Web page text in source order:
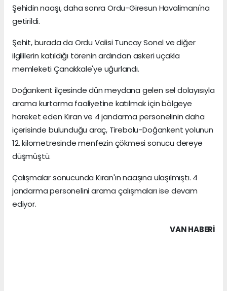
Şehidin naaşı, daha sonra Ordu-Giresun Havalimanı'na
getirildi.
Şehit, burada da Ordu Valisi Tuncay Sonel ve diğer
ilgililerin katıldığı törenin ardından askeri uçakla
memleketi Çanakkale'ye uğurlandı.
Doğankent ilçesinde dün meydana gelen sel dolayısıyla
arama kurtarma faaliyetine katılmak için bölgeye
hareket eden Kıran ve 4 jandarma personelinin daha
içerisinde bulunduğu araç, Tirebolu-Doğankent yolunun
12. kilometresinde menfezin çökmesi sonucu dereye
düşmüştü.
Çalışmalar sonucunda Kıran'ın naaşına ulaşılmıştı. 4
jandarma personelini arama çalışmaları ise devam
ediyor.
VAN HABERİ